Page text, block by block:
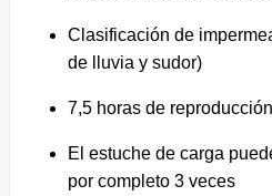
Clasificación de
de lluvia y sudor)
7,5 horas de
El estuche de carga
por completo 3 veces